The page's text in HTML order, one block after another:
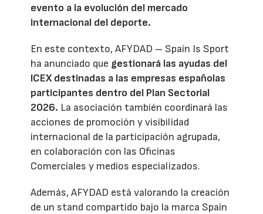
evento a la evolución del mercado
internacional del deporte.
En este contexto, AFYDAD – Spain Is Sport
ha anunciado que gestionará las ayudas del
ICEX destinadas a las empresas españolas
participantes dentro del Plan Sectorial
2026. La asociación también coordinará las
acciones de promoción y visibilidad
internacional de la participación agrupada,
en colaboración con las Oficinas
Comerciales y medios especializados.
Además, AFYDAD está valorando la creación
de un stand compartido bajo la marca Spain